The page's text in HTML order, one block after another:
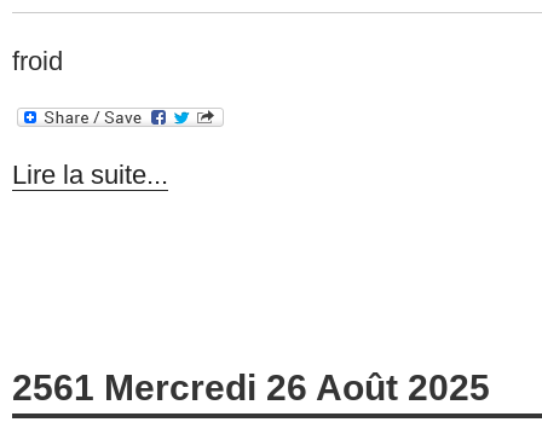
froid
Lire la suite...
2561 Mercredi 26 Août 2025